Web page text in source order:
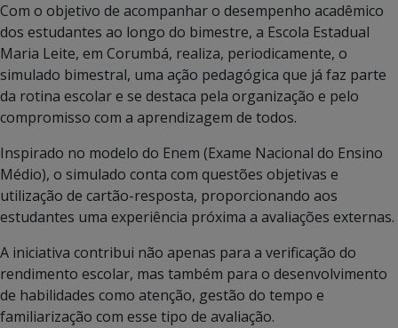
Com o objetivo de acompanhar o desempenho acadêmico
dos estudantes ao longo do bimestre, a Escola Estadual
Maria Leite, em Corumbá, realiza, periodicamente, o
simulado bimestral, uma ação pedagógica que já faz parte
da rotina escolar e se destaca pela organização e pelo
compromisso com a aprendizagem de todos.
Inspirado no modelo do Enem (Exame Nacional do Ensino
Médio), o simulado conta com questões objetivas e
utilização de cartão-resposta, proporcionando aos
estudantes uma experiência próxima a avaliações externas.
A iniciativa contribui não apenas para a verificação do
rendimento escolar, mas também para o desenvolvimento
de habilidades como atenção, gestão do tempo e
familiarização com esse tipo de avaliação.